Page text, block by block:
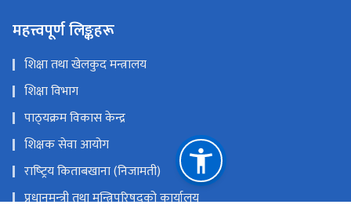
महत्त्वपूर्ण लिङ्कहरू
शिक्षा तथा खेलकुद मन्त्रालय
शिक्षा विभाग
पाठ्‍यक्रम विकास केन्द्र
शिक्षक सेवा आयोग
राष्‍ट्रिय किताबखाना (निजामती)
प्रधानमन्‍त्री तथा मन्त्रिपरिषद्को कार्यालय